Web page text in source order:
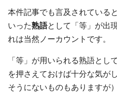
本件記事でも言及されている
いった熟語として「等」が出
れは当然ノーカウントです。
「等」が用いられる熟語とし
を押さえておけば十分な気が
そうにないものもありますが）